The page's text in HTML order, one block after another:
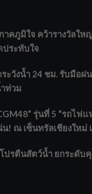
าคภูมิใจ คว้ารางวัลใ
ประทับใจ
ระวังน้ำ 24 ชม. รับมือฝ
ท่วม
รุ่นที่ 5 “รถไฟแ
! ณ เซ็นทรัลเชียงใหม่
ปรตีนสัตว์น้ำ ยกระดั